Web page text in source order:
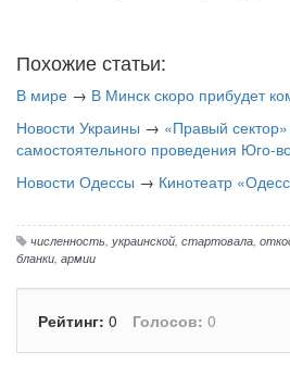
Похожие статьи:
В мире → В Минск скоро прибудет
Новости Украины → «Правый сектор»
самостоятельного проведения Юго-
Новости Одессы → Кинотеатр
численность, украинской, стартовала,
бланки, армии
Рейтинг: 0 Голосов: 0